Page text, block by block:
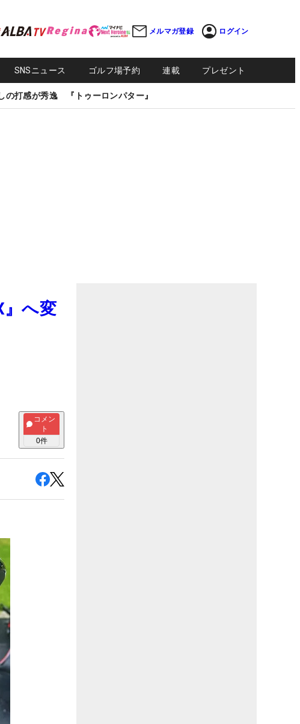
メルマガ登録 ログイン
SNSニュース ゴルフ場予約 連載 プレゼント
の打感が秀逸 『トゥーロンパター』
』へ変
コメン
ト
0件